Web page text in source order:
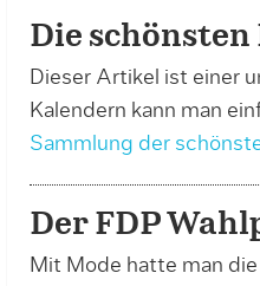
Die
Dieser Artikel ist einer
Kalendern kann man
Sammlung der
Der FDP
Mit Mode hatte man